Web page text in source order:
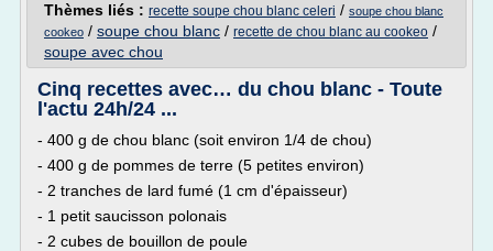
Thèmes liés : recette soupe chou blanc celeri / soupe chou blanc
cookeo / soupe chou blanc / recette de chou blanc au cookeo /
soupe avec chou
Cinq recettes avec… du chou blanc - Toute
l'actu 24h/24 ...
- 400 g de chou blanc (soit environ 1/4 de chou)
- 400 g de pommes de terre (5 petites environ)
- 2 tranches de lard fumé (1 cm d'épaisseur)
- 1 petit saucisson polonais
- 2 cubes de bouillon de poule